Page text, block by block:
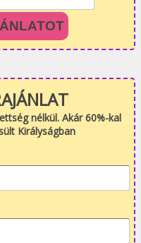
nélkül. Akár 60%-kal
Királyságban